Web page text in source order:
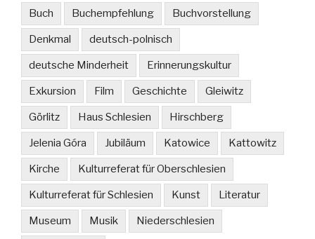
Buch Buchempfehlung Buchvorstellung
Denkmal deutsch-polnisch
deutsche Minderheit Erinnerungskultur
Exkursion Film Geschichte Gleiwitz
Görlitz Haus Schlesien Hirschberg
Jelenia Góra Jubiläum Katowice Kattowitz
Kirche Kulturreferat für Oberschlesien
Kulturreferat für Schlesien Kunst Literatur
Museum Musik Niederschlesien